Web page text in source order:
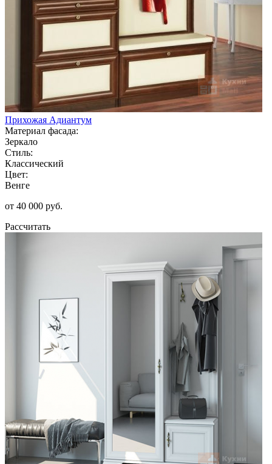
Прихожая Адиантум
Материал фасада:
Зеркало
Стиль:
Классический
Цвет:
Венге
от 40 000 руб.
Рассчитать